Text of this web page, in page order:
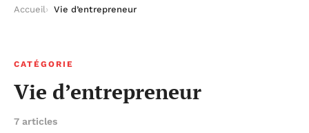
Accueil Vie d’entrepreneur
CATÉGORIE
Vie d’entrepreneur
7 articles